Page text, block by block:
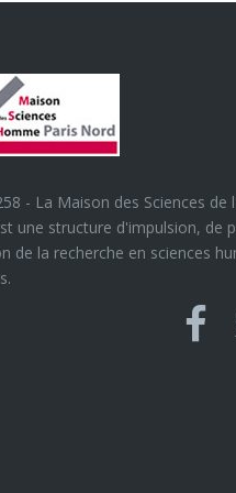
- La Maison des Sciences de
une structure d'impulsion, de
de la recherche en sciences